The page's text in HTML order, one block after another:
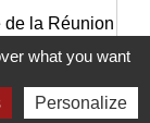
la Réunion
what you want
Personalize